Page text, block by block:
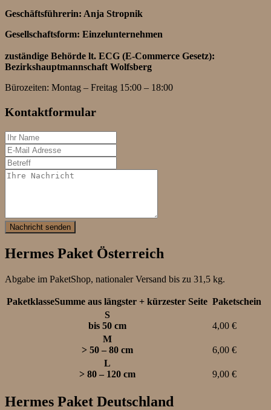
Geschäftsführerin: Anja Stropnik
Gesellschaftsform: Einzelunternehmen
zuständige Behörde lt. ECG (E-Commerce Gesetz):
Bezirkshauptmannschaft Wolfsberg
Bürozeiten: Montag – Freitag 15:00 – 18:00
Kontaktformular
Nachricht senden
Hermes Paket Österreich
Abgabe im PaketShop, nationaler Versand bis zu 31,5 kg.
PaketklasseSumme aus längster + kürzester Seite Paketschein
S
bis 50 cm
4,00 €
M
> 50 – 80 cm
6,00 €
L
> 80 – 120 cm
9,00 €
Hermes Paket Deutschland